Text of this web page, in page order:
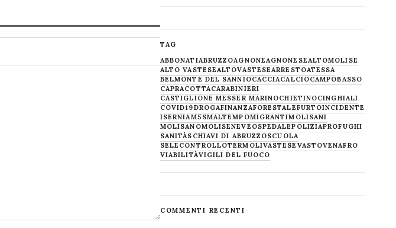
TAG
ABBONATIABRUZZOAGNONEAGNONESEALTOMOLISE
ALTO VASTESEALTOVASTESEARRESTOATESSA
BELMONTE DEL SANNIOCACCIACALCIOCAMPOBASSO
CAPRACOTTACARABINIERI
CASTIGLIONE MESSER MARINOCHIETINOCINGHIALI
COVID19DROGAFINANZAFORESTALEFURTOINCIDENTE
ISERNIAM5SMALTEMPOMIGRANTIMOLISANI
MOLISANOMOLISENEVE OSPEDALEPOLIZIAPROFUGHI
SANITÀSCHIAVI DI ABRUZZOSCUOLA
SELECONTROLLOTERMOLIVASTESE VASTOVENAFRO
VIABILITÀVIGILI DEL FUOCO
COMMENTI RECENTI